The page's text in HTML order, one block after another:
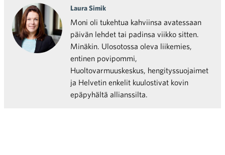
Laura Simik
Moni oli tukehtua kahviinsa avatessaan
päivän lehdet tai padinsa viikko sitten.
Minäkin. Ulosotossa oleva liikemies,
entinen povipommi,
Huoltovarmuuskeskus, hengityssuojaimet
ja Helvetin enkelit kuulostivat kovin
epäpyhältä allianssilta.